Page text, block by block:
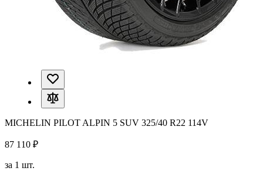
MICHELIN PILOT ALPIN 5 SUV 325/40 R22 114V
87 110 ₽
за 1 шт.